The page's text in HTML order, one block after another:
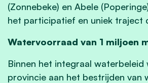
(Zonnebeke) en Abele
het participatief en uniek traject
Watervoorraad van 1 miljoen
Binnen het integraal waterbeleid
provincie aan het bestrijden van